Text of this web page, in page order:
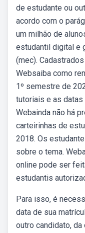
de estudante ou
acordo com o
um milhão de
estudantil digital e
(mec).
Websaiba como
1º semestre de
tutoriais e as
Webainda não há
carteirinhas de
2018. Os
sobre o tema.
online pode ser
estudantis
Para isso, é
data de sua
outro candidato,